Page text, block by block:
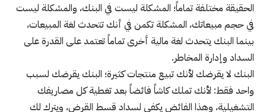
الحقيقة مختلفة تماماً؛ المشكلة ليست في البنك، والمشكلة ليست
في حجم مبيعاتك، المشكلة تكمن في أنك تتحدث لغة المبيعات،
بينما البنك يتحدث لغة مالية أخرى تماماً تعتمد على القدرة على
السداد وإدارة المخاطر.
البنك لا يقرضك لأنك تبيع منتجات كثيرة؛ البنك يقرضك لسبب
واحد فقط: لأنك تملك كاشاً فائضاً بعد تغطية كل مصاريفك
التشغيلية، وهذا الفائض يكفي لسداد قسط القرض، ويترك لك